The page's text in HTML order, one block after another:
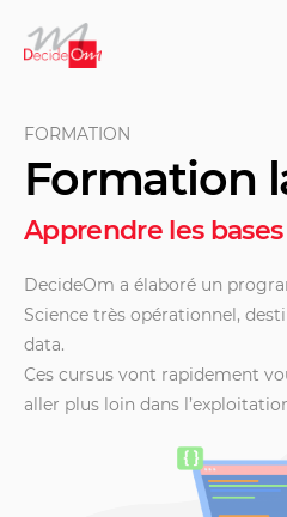
FORMATION
Formation
Apprendre les
DecideOm a élaboré un
Science très opérationnel,
data.
Ces cursus vont rapidement
aller plus loin dans